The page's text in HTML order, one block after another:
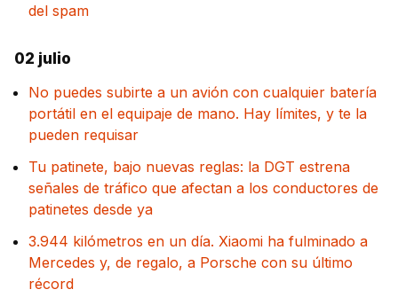
del spam
02 julio
No puedes subirte a un avión con cualquier batería
portátil en el equipaje de mano. Hay límites, y te la
pueden requisar
Tu patinete, bajo nuevas reglas: la DGT estrena
señales de tráfico que afectan a los conductores de
patinetes desde ya
3.944 kilómetros en un día. Xiaomi ha fulminado a
Mercedes y, de regalo, a Porsche con su último
récord